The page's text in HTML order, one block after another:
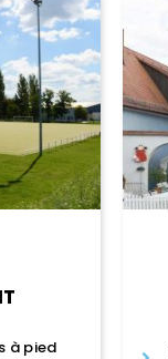
à pied